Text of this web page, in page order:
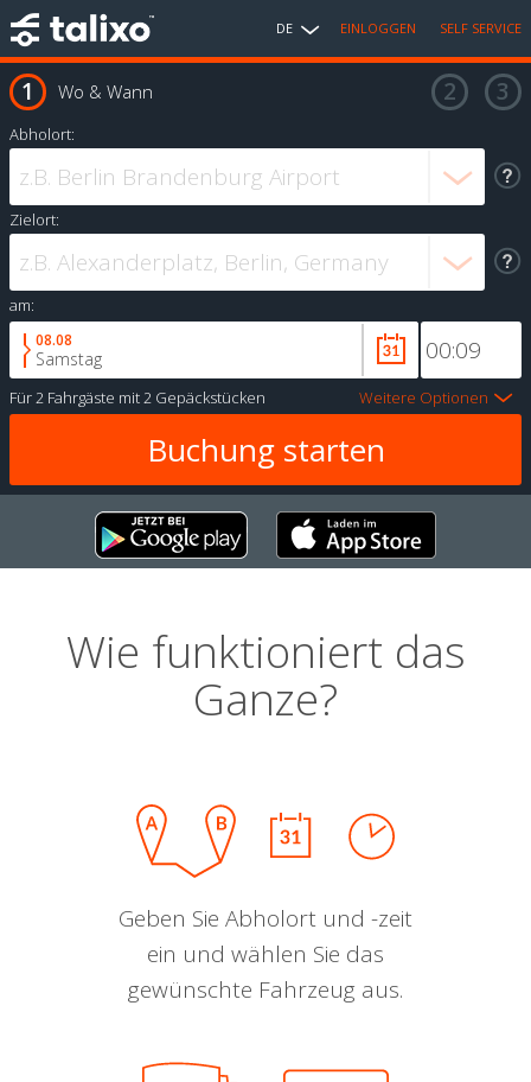
DE EINLOGGEN SELF SERVICE
Wo & Wann
Abholort:
Zielort:
am:
08.08
Samstag
Für2 Fahrgäste mit2 Gepäckstücken Weitere Optionen
Wie funktioniert das
Ganze?
Geben Sie Abholort und -zeit
ein und wählen Sie das
gewünschte Fahrzeug aus.